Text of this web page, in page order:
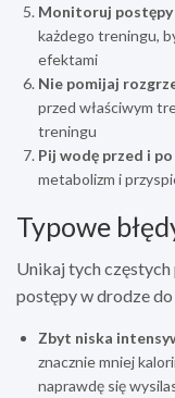
Monitoruj postępy
każdego treningu,
efektami
Nie pomijaj
przed właściwym
treningu
Pij wodę przed i
metabolizm i
Typowe
Unikaj tych
postępy w drodze
Zbyt niska
znacznie mniej
naprawdę się